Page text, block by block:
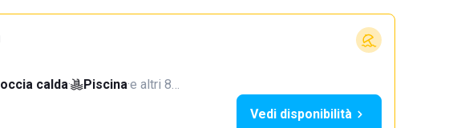
calda· Piscina·e altri 8…
Vedi disponibilità